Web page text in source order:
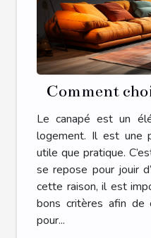
Comment
Le canapé est un
logement. Il est une
utile que pratique.
se repose pour jouir
cette raison, il est
bons critères afin de
pour...